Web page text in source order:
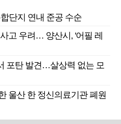
단지 연내 준공 수순
고 우려… 양산시, '어필 레
포탄 발견…살상력 없는 모
울산 한 정신의료기관 폐원